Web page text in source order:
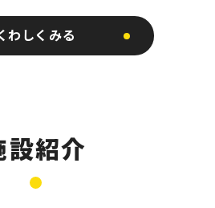
わしくみる
設紹介